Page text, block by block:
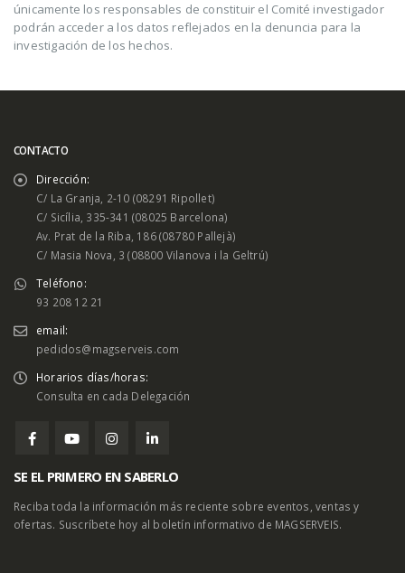
únicamente los responsables de constituir el Comité investigador
podrán acceder a los datos reflejados en la denuncia para la
investigación de los hechos.
CONTACTO
Dirección:
C/ La Granja, 2-10 (08291 Ripollet)
C/ Sicília, 335-341 (08025 Barcelona)
Av. Prat de la Riba, 186 (08780 Pallejà)
C/ Masia Nova, 3 (08800 Vilanova i la Geltrú)
Teléfono:
93 208 12 21
email:
pedidos@magserveis.com
Horarios días/horas:
Consulta en cada Delegación
SE EL PRIMERO EN SABERLO
Reciba toda la información más reciente sobre eventos, ventas y
ofertas. Suscríbete hoy al boletín informativo de MAGSERVEIS.